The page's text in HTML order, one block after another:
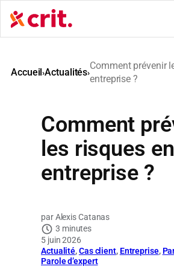
Aller
au
contenu
Accueil›Actualités›
Comment prévenir
entreprise ?
Comment
les risques en
entreprise ?
Alexis Catanas
3 minutes
5 juin 2026
Actualité, Cas client, Entreprise,
Parole d’expert